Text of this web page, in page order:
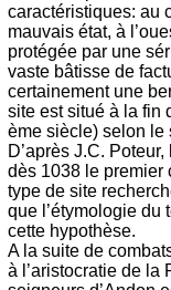
caractéristiques: au
mauvais état, à
protégée par une
vaste bâtisse de
certainement une
site est situé à la fin
ème siècle) selon le
D’après J.C.
dès 1038 le premier
type de site
que l’étymologie du
cette hypothèse.
A la suite de
à l’aristocratie de la